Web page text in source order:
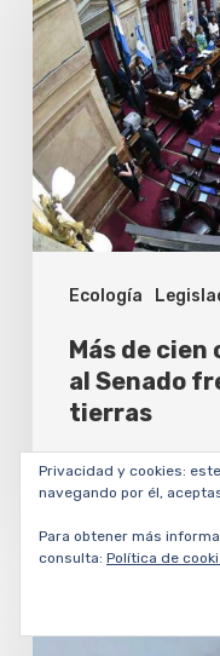
Ecología
cien
organizaciones
piden
al
Senado
frenar
la
entrega
tierras
Más de
al Senado
tierras
César
5 agosto,
Iglesias
Privacidad y cookies:
navegando por él,
Para obtener más
consulta: Política de